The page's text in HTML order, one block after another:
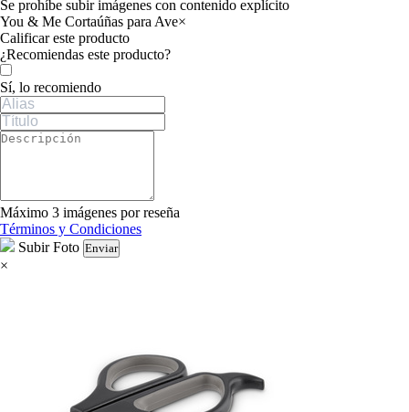
Se prohíbe subir imágenes con contenido explícito
You & Me Cortaúñas para Ave×
Calificar este producto
Tu valoración
¿Recomiendas este producto?
Sí, lo recomiendo
Máximo 3 imágenes por reseña
Términos y Condiciones
Subir Foto Enviar
×